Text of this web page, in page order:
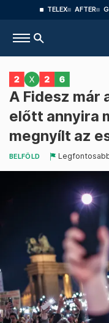
TELEX AFTER
A Fidesz már
előtt annyira
megnyílt az
BELFÖLD